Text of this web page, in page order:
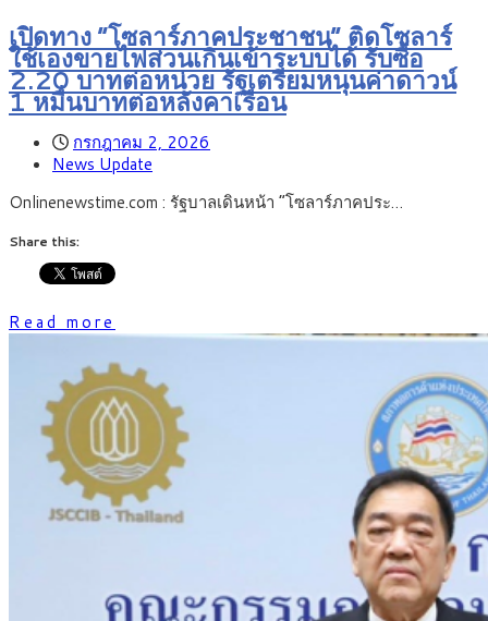
เปิดทาง “โซลาร์ภาคประชาชน” ติดโซลาร์
ใช้เองขายไฟส่วนเกินเข้าระบบได้ รับซื้อ
2.20 บาทต่อหน่วย รัฐเตรียมหนุนค่าดาวน์
1 หมื่นบาทต่อหลังคาเรือน
กรกฎาคม 2, 2026
News Update
Onlinenewstime.com : รัฐบาลเดินหน้า “โซลาร์ภาคประ…
Share this:
Read more